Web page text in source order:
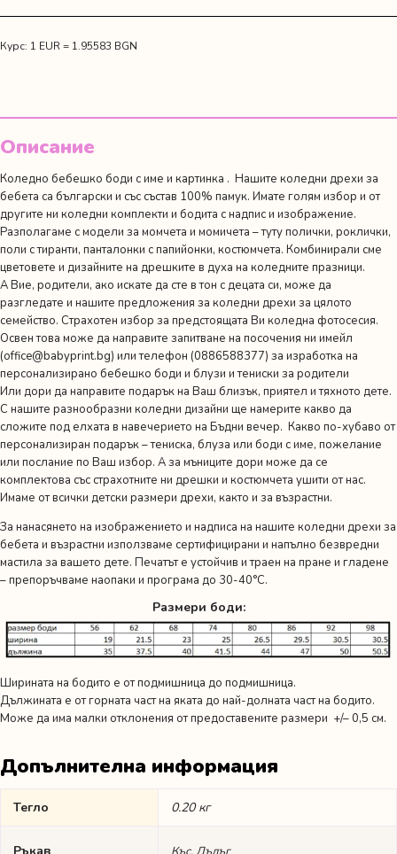
със
име
Курс: 1 EUR = 1.95583 BGN
Описание
Коледно бебешко боди с име и картинка . Нашите коледни дрехи за
бебета са български и със състав 100% памук. Имате голям избор и от
другите ни коледни комплекти и бодита с надпис и изображение.
Разполагаме с модели за момчета и момичета – туту полички, роклички,
поли с тиранти, панталонки с папийонки, костюмчета. Комбинирали сме
цветовете и дизайните на дрешките в духа на коледните празници.
А Вие, родители, ако искате да сте в тон с децата си, може да
разгледате и нашите предложения за коледни дрехи за цялото
семейство. Страхотен избор за предстоящата Ви коледна фотосесия.
Освен това може да направите запитване на посочения ни имейл
(office@babyprint.bg) или телефон (0886588377) за изработка на
персонализирано бебешко боди и блузи и тениски за родители
Или дори да направите подарък на Ваш близък, приятел и тяхното дете.
С нашите разнообразни коледни дизайни ще намерите какво да
сложите под елхата в навечерието на Бъдни вечер. Какво по-хубаво от
персонализиран подарък – тениска, блуза или боди с име, пожелание
или послание по Ваш избор. А за мъниците дори може да се
комплектова със страхотните ни дрешки и костюмчета ушити от нас.
Имаме от всички детски размери дрехи, както и за възрастни.
За нанасянето на изображението и надписа на нашите коледни дрехи за
бебета и възрастни използваме сертифицирани и напълно безвредни
мастила за вашето дете. Печатът е устойчив и траен на пране и гладене
– препоръчваме наопаки и програма до 30-40°C.
Размери боди:
Ширината на бодито е от подмишница до подмишница.
Дължината е от горната част на яката до най-долната част на бодито.
Може да има малки отклонения от предоставените размери +/– 0,5 см.
Допълнителна информация
Тегло 0.20 кг